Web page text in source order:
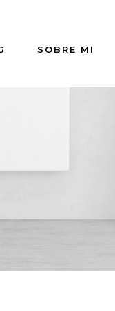
SOBRE MI